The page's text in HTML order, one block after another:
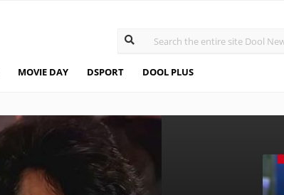
MOVIE DAY DSPORT DOOL PLUS